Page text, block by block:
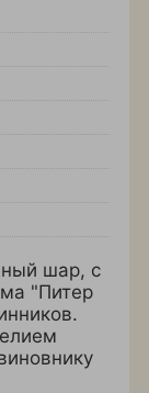
шар, с
"Питер